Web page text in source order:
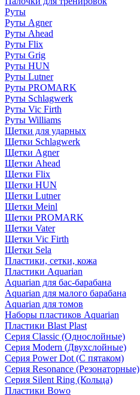
Руты
Руты Agner
Руты Ahead
Руты Flix
Руты Grig
Руты HUN
Руты Lutner
Руты PROMARK
Руты Schlagwerk
Руты Vic Firth
Руты Williams
Щетки для ударных
Щетки Schlagwerk
Щетки Agner
Щетки Ahead
Щетки Flix
Щетки HUN
Щетки Lutner
Щетки Meinl
Щетки PROMARK
Щетки Vater
Щетки Vic Firth
Щетки Sela
Пластики, сетки, кожа
Пластики Aquarian
Aquarian для бас-барабана
Aquarian для малого барабана
Aquarian для томов
Наборы пластиков Aquarian
Пластики Blast Plast
Серия Classic (Однослойные)
Серия Modern (Двухслойные)
Серия Power Dot (С пятаком)
Серия Resonance (Резонаторные)
Серия Silent Ring (Кольца)
Пластики Bowo